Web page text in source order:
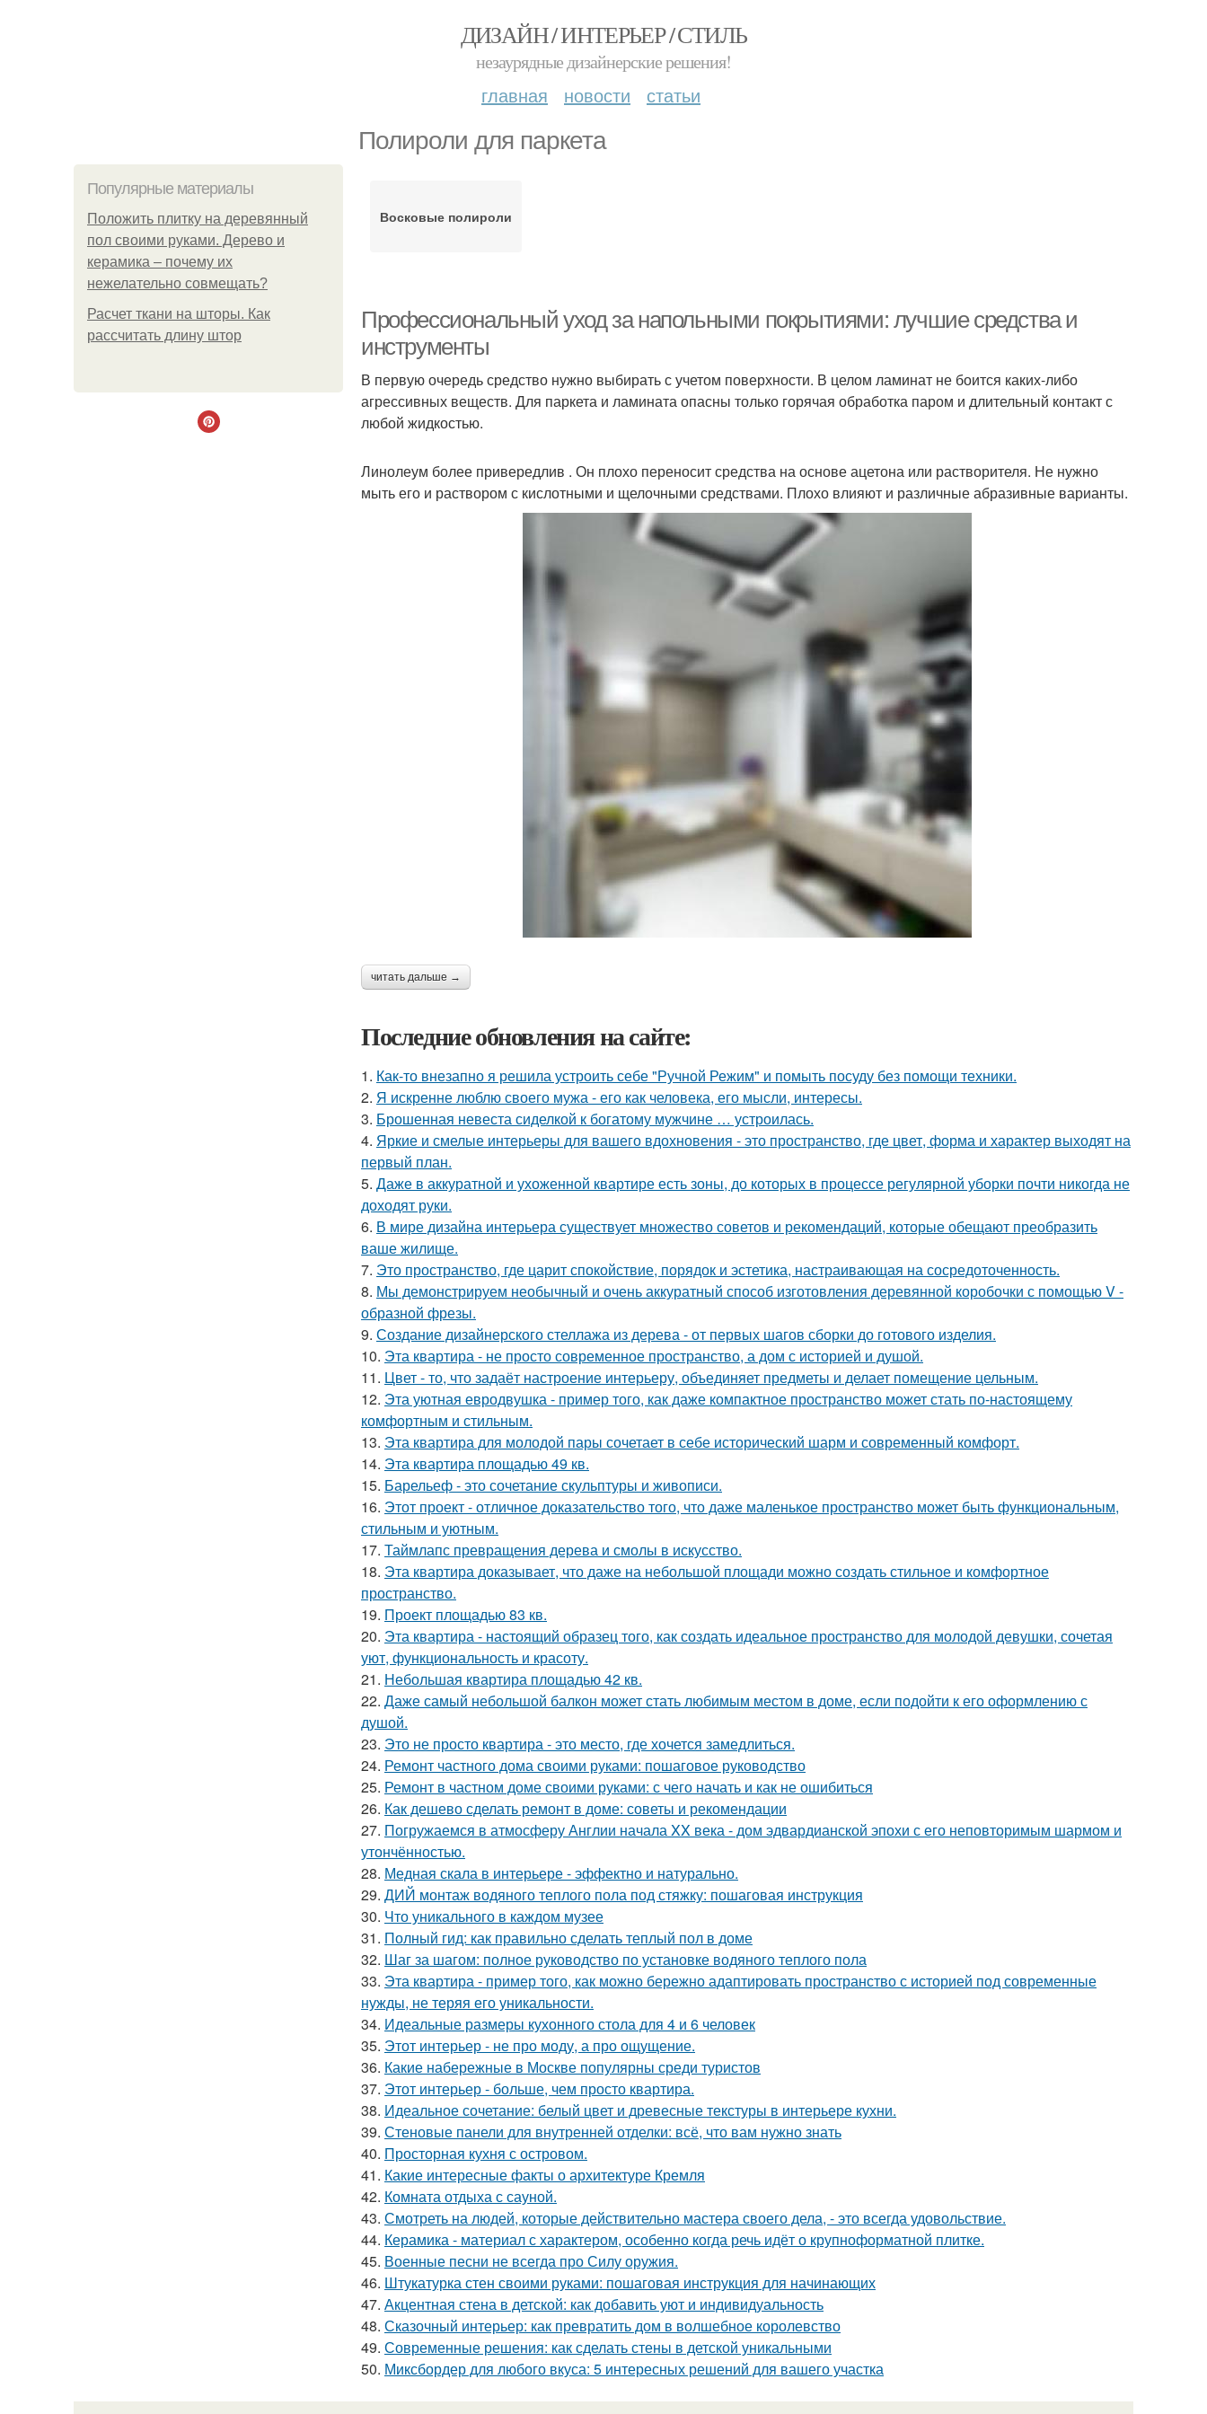
ДИЗАЙН / ИНТЕРЬЕР / СТИЛЬ
незаурядные дизайнерские решения!
главная новости статьи
Полироли для паркета
Популярные материалы
Положить плитку на деревянный
пол своими руками. Дерево и
керамика – почему их
нежелательно совмещать?
Расчет ткани на шторы. Как
рассчитать длину штор
Восковые полироли
Профессиональный уход за напольными покрытиями: лучшие средства и
инструменты
В первую очередь средство нужно выбирать с учетом поверхности. В целом ламинат не боится каких-либо
агрессивных веществ. Для паркета и ламината опасны только горячая обработка паром и длительный контакт с
любой жидкостью.
Линолеум более привередлив . Он плохо переносит средства на основе ацетона или растворителя. Не нужно
мыть его и раствором с кислотными и щелочными средствами. Плохо влияют и различные абразивные варианты.
читать дальше →
Последние обновления на сайте:
1. Как-то внезапно я решила устроить себе "Ручной Режим" и помыть посуду без помощи техники.
2. Я искренне люблю своего мужа - его как человека, его мысли, интересы.
3. Брошенная невеста сиделкой к богатому мужчине … устроилась.
4. Яркие и смелые интерьеры для вашего вдохновения - это пространство, где цвет, форма и характер выходят на
первый план.
5. Даже в аккуратной и ухоженной квартире есть зоны, до которых в процессе регулярной уборки почти никогда не
доходят руки.
6. В мире дизайна интерьера существует множество советов и рекомендаций, которые обещают преобразить
ваше жилище.
7. Это пространство, где царит спокойствие, порядок и эстетика, настраивающая на сосредоточенность.
8. Мы демонстрируем необычный и очень аккуратный способ изготовления деревянной коробочки с помощью V -
образной фрезы.
9. Создание дизайнерского стеллажа из дерева - от первых шагов сборки до готового изделия.
10. Эта квартира - не просто современное пространство, а дом с историей и душой.
11. Цвет - то, что задаёт настроение интерьеру, объединяет предметы и делает помещение цельным.
12. Эта уютная евродвушка - пример того, как даже компактное пространство может стать по-настоящему
комфортным и стильным.
13. Эта квартира для молодой пары сочетает в себе исторический шарм и современный комфорт.
14. Эта квартира площадью 49 кв.
15. Барельеф - это сочетание скульптуры и живописи.
16. Этот проект - отличное доказательство того, что даже маленькое пространство может быть функциональным,
стильным и уютным.
17. Таймлапс превращения дерева и смолы в искусство.
18. Эта квартира доказывает, что даже на небольшой площади можно создать стильное и комфортное
пространство.
19. Проект площадью 83 кв.
20. Эта квартира - настоящий образец того, как создать идеальное пространство для молодой девушки, сочетая
уют, функциональность и красоту.
21. Небольшая квартира площадью 42 кв.
22. Даже самый небольшой балкон может стать любимым местом в доме, если подойти к его оформлению с
душой.
23. Это не просто квартира - это место, где хочется замедлиться.
24. Ремонт частного дома своими руками: пошаговое руководство
25. Ремонт в частном доме своими руками: с чего начать и как не ошибиться
26. Как дешево сделать ремонт в доме: советы и рекомендации
27. Погружаемся в атмосферу Англии начала XX века - дом эдвардианской эпохи с его неповторимым шармом и
утончённостью.
28. Медная скала в интерьере - эффектно и натурально.
29. ДИЙ монтаж водяного теплого пола под стяжку: пошаговая инструкция
30. Что уникального в каждом музее
31. Полный гид: как правильно сделать теплый пол в доме
32. Шаг за шагом: полное руководство по установке водяного теплого пола
33. Эта квартира - пример того, как можно бережно адаптировать пространство с историей под современные
нужды, не теряя его уникальности.
34. Идеальные размеры кухонного стола для 4 и 6 человек
35. Этот интерьер - не про моду, а про ощущение.
36. Какие набережные в Москве популярны среди туристов
37. Этот интерьер - больше, чем просто квартира.
38. Идеальное сочетание: белый цвет и древесные текстуры в интерьере кухни.
39. Стеновые панели для внутренней отделки: всё, что вам нужно знать
40. Просторная кухня с островом.
41. Какие интересные факты о архитектуре Кремля
42. Комната отдыха с сауной.
43. Смотреть на людей, которые действительно мастера своего дела, - это всегда удовольствие.
44. Керамика - материал с характером, особенно когда речь идёт о крупноформатной плитке.
45. Военные песни не всегда про Силу оружия.
46. Штукатурка стен своими руками: пошаговая инструкция для начинающих
47. Акцентная стена в детской: как добавить уют и индивидуальность
48. Сказочный интерьер: как превратить дом в волшебное королевство
49. Современные решения: как сделать стены в детской уникальными
50. Миксбордер для любого вкуса: 5 интересных решений для вашего участка